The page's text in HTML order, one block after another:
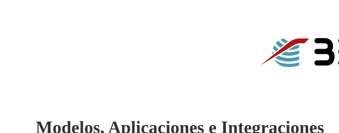
Modelos, Aplicaciones e Integraciones